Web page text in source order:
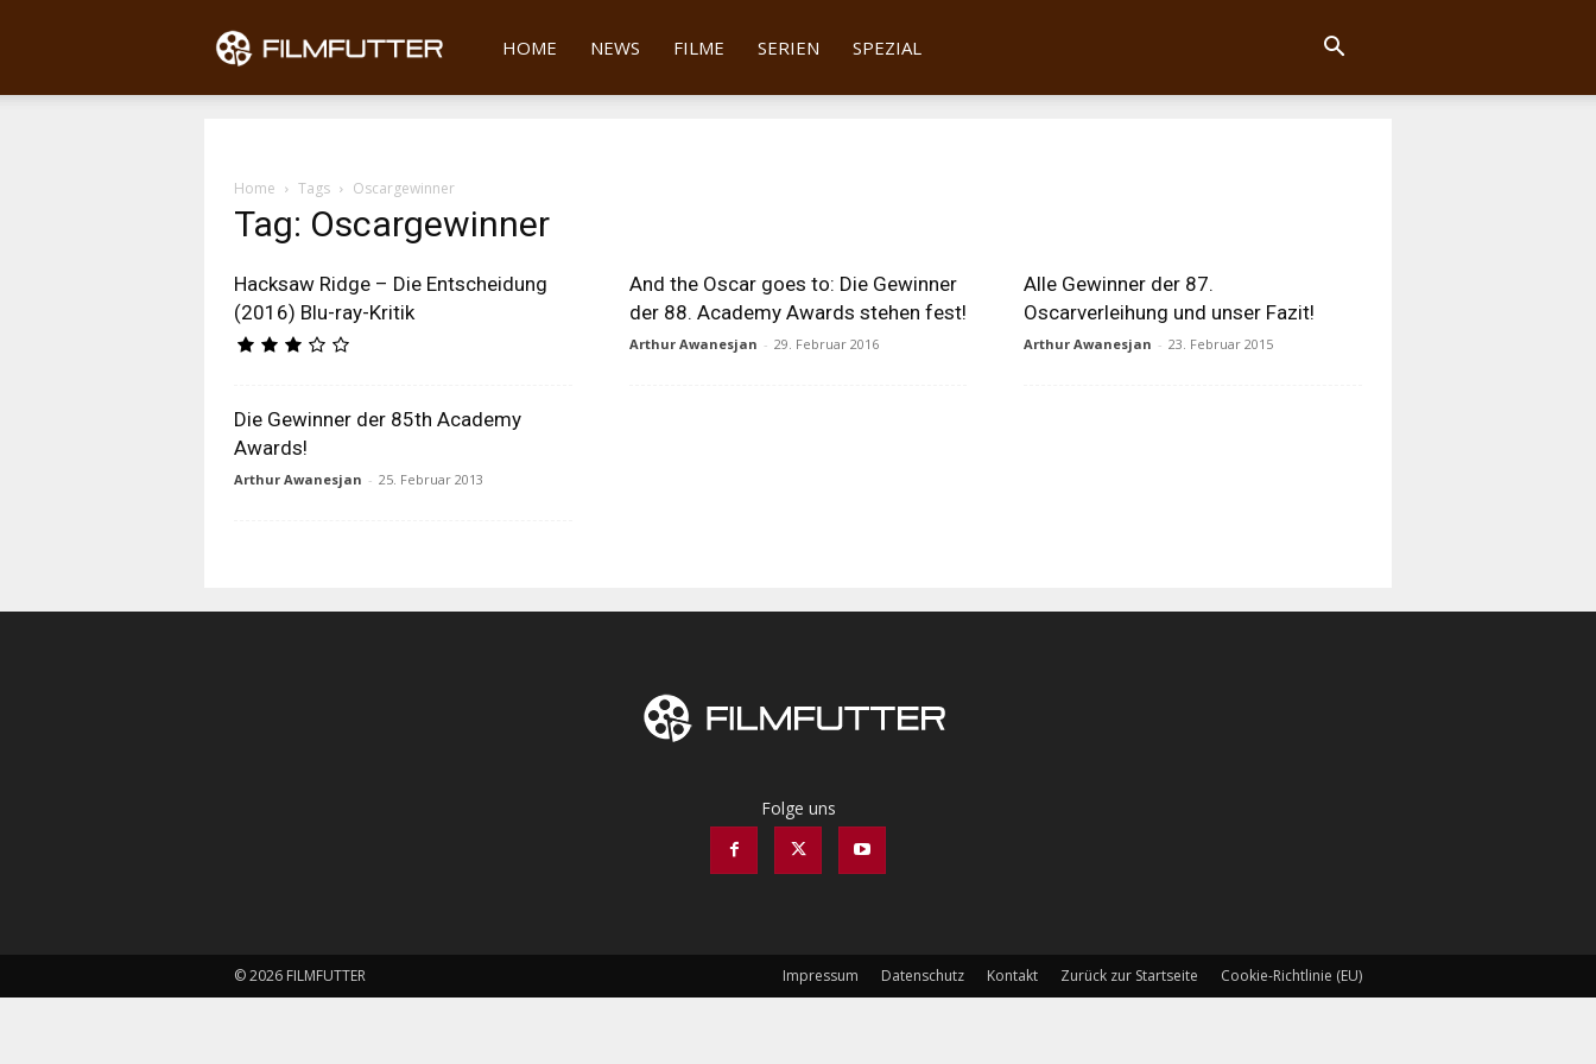
Filmfutter
HOME NEWS FILME SERIEN SPEZIAL
Home Tags Oscargewinner
Tag: Oscargewinner
Hacksaw Ridge – Die Entscheidung
(2016) Blu-ray-Kritik
And the Oscar goes to: Die Gewinner
der 88. Academy Awards stehen fest!
Arthur Awanesjan - 29. Februar 2016
Alle Gewinner der 87.
Oscarverleihung und unser Fazit!
Arthur Awanesjan - 23. Februar 2015
Die Gewinner der 85th Academy
Awards!
Arthur Awanesjan - 25. Februar 2013
Folge uns
Impressum Datenschutz Kontakt Zurück zur Startseite Cookie-Richtlinie (EU)
© 2026 FILMFUTTER